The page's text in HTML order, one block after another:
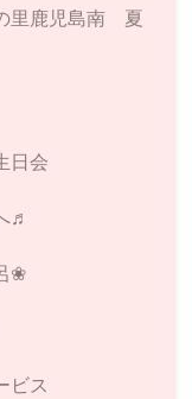
里鹿児島南 夏
日会
♬
❀
ビス